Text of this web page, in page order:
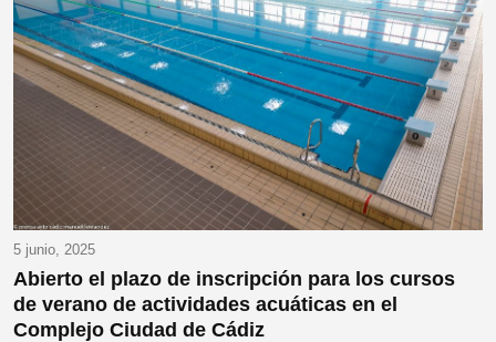
5 junio, 2025
Abierto el plazo de inscripción para los cursos
de verano de actividades acuáticas en el
Complejo Ciudad de Cádiz